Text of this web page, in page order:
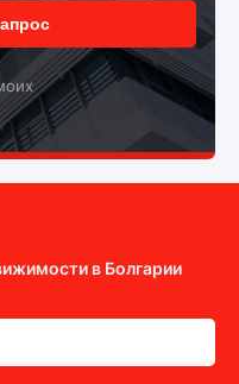
в Болгарии